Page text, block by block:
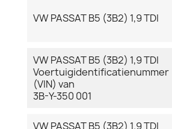
VW PASSAT B5 (3B2) 1,9 TDI
VW PASSAT B5 (3B2) 1,9 TDI
Voertuigidentificatienummer
(VIN) van
3B-Y-350 001
VW PASSAT B5 (3B2) 1.9 TDI